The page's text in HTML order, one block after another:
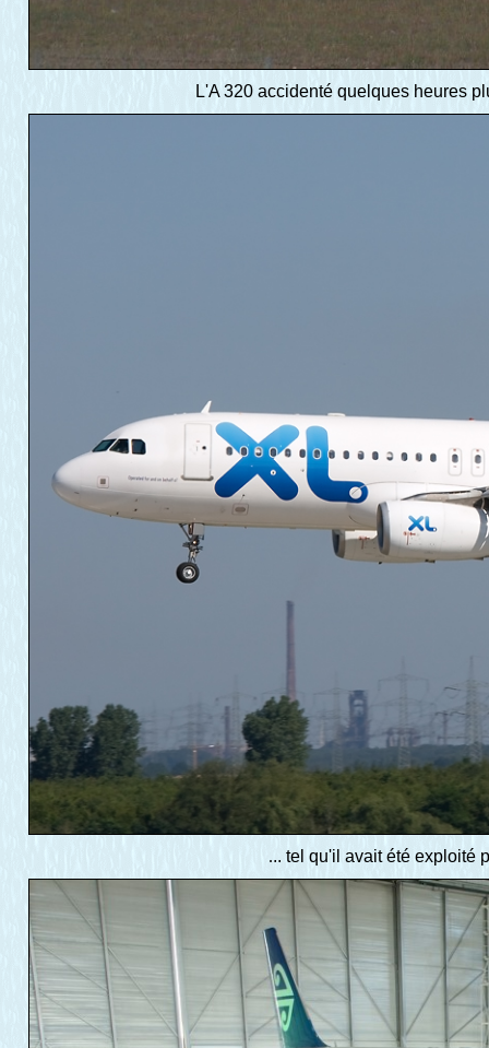
L'A 320 accidenté quelques heures
... tel qu'il avait été exploité